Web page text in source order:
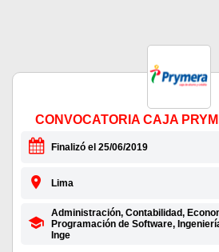
CONVOCATORIA CAJA
Finalizó el 25/06/2019
Lima
Administración, Contabilidad,
Programación de Software,
Inge